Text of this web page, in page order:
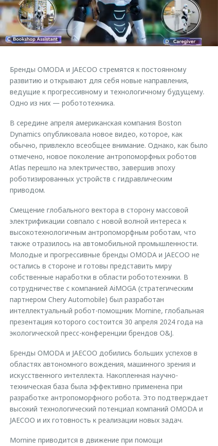
Страхование
Кредитный калькулятор
Аксессуары
Оригинальные аксессуары
Запчасти
Калькулятор трейд-ин
Руководства по эксплуатации
Клиентская поддержка
O&J Автоклуб
Приложение O&J
Аксессуары
Оригинальные аксессуары
Запчасти
Обратная связь
Бренды OMODA и JAECOO стремятся к постоянному
развитию и открывают для себя новые направления,
ведущие к прогрессивному и технологичному будущему.
Одно из них — робототехника.
В середине апреля американская компания Boston
Dynamics опубликовала новое видео, которое, как
обычно, привлекло всеобщее внимание. Однако, как было
отмечено, новое поколение антропоморфных роботов
Atlas перешло на электричество, завершив эпоху
роботизированных устройств с гидравлическим
приводом.
Смещение глобального вектора в сторону массовой
электрификации совпало с новой волной интереса к
высокотехнологичным антропоморфным роботам, что
также отразилось на автомобильной промышленности.
Молодые и прогрессивные бренды OMODA и JAECOO не
остались в стороне и готовы представить миру
собственные наработки в области робототехники. В
сотрудничестве с компанией AiMOGA (стратегическим
партнером Chery Automobile) был разработан
интеллектуальный робот-помощник Mornine, глобальная
презентация которого состоится 30 апреля 2024 года на
экологической пресс-конференции брендов O&J.
Бренды OMODA и JAECOO добились больших успехов в
областях автономного вождения, машинного зрения и
искусственного интеллекта. Накопленная научно-
техническая база была эффективно применена при
разработке антропоморфного робота. Это подтверждает
высокий технологический потенциал компаний OMODA и
JAECOO и их готовность к реализации новых задач.
Mornine приводится в движение при помощи